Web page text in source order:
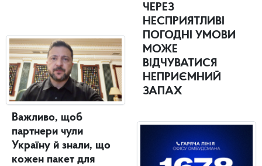
Важливо, щоб
партнери чули
Україну й знали, що
кожен пакет для
ЧЕРЕЗ
НЕСПРИЯТЛИВІ
ПОГОДНІ УМОВИ
МОЖЕ
ВІДЧУВАТИСЯ
НЕПРИЄМНИЙ
ЗАПАХ